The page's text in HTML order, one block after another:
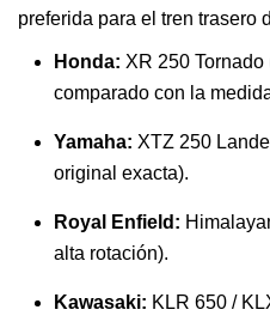
preferida para el tren trasero
Honda: XR 250
comparado con la
Yamaha: XTZ 250
original exacta).
Royal Enfield:
alta rotación).
Kawasaki: KLR 650 /